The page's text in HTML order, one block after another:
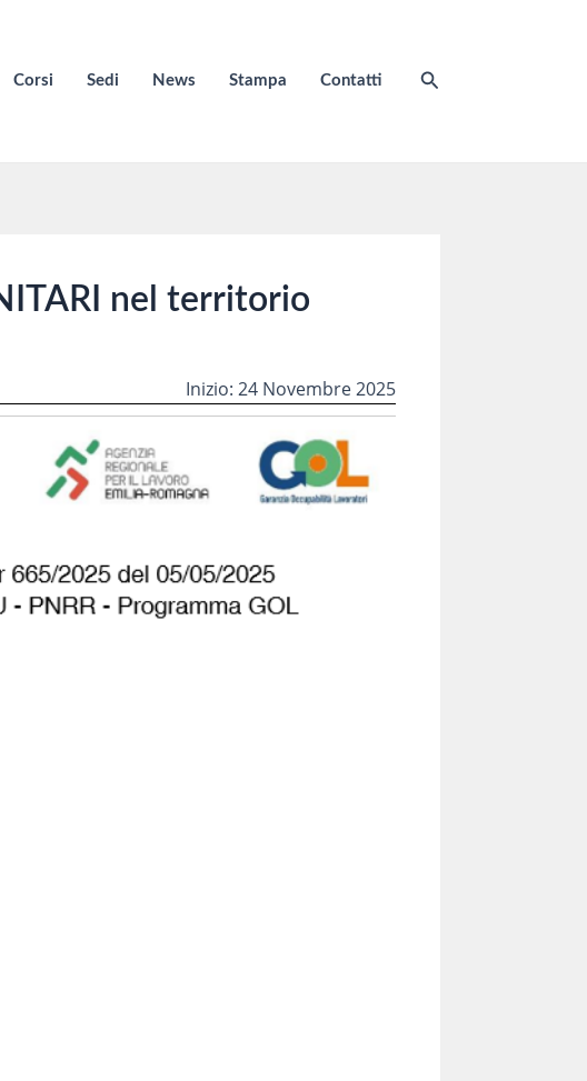
Corsi Sedi News Stampa Contatti Cerca
nel territorio
Inizio: 24 Novembre 2025